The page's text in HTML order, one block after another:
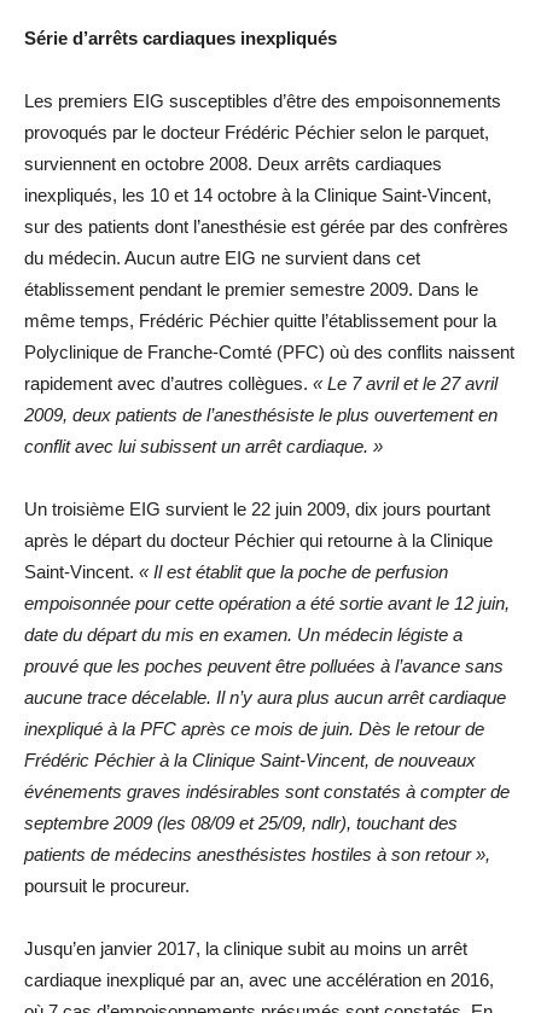
Série d’arrêts cardiaques inexpliqués
Les premiers EIG susceptibles d’être des empoisonnements
provoqués par le docteur Frédéric Péchier selon le parquet,
surviennent en octobre 2008. Deux arrêts cardiaques
inexpliqués, les 10 et 14 octobre à la Clinique Saint-Vincent,
sur des patients dont l’anesthésie est gérée par des confrères
du médecin. Aucun autre EIG ne survient dans cet
établissement pendant le premier semestre 2009. Dans le
même temps, Frédéric Péchier quitte l’établissement pour la
Polyclinique de Franche-Comté (PFC) où des conflits naissent
rapidement avec d’autres collègues. « Le 7 avril et le 27 avril
2009, deux patients de l’anesthésiste le plus ouvertement en
conflit avec lui subissent un arrêt cardiaque. »
Un troisième EIG survient le 22 juin 2009, dix jours pourtant
après le départ du docteur Péchier qui retourne à la Clinique
Saint-Vincent. « Il est établit que la poche de perfusion
empoisonnée pour cette opération a été sortie avant le 12 juin,
date du départ du mis en examen. Un médecin légiste a
prouvé que les poches peuvent être polluées à l’avance sans
aucune trace décelable. Il n’y aura plus aucun arrêt cardiaque
inexpliqué à la PFC après ce mois de juin. Dès le retour de
Frédéric Péchier à la Clinique Saint-Vincent, de nouveaux
événements graves indésirables sont constatés à compter de
septembre 2009 (les 08/09 et 25/09, ndlr), touchant des
patients de médecins anesthésistes hostiles à son retour »,
poursuit le procureur.
Jusqu’en janvier 2017, la clinique subit au moins un arrêt
cardiaque inexpliqué par an, avec une accélération en 2016,